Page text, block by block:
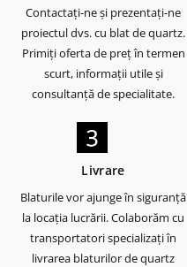
Contactați-ne și prezentați-ne
proiectul dvs. cu blat de quartz.
Primiți oferta de preț în termen
scurt, informații utile și
consultanță de specialitate.
Livrare
Blaturile vor ajunge în siguranță
la locația lucrării. Colaborăm cu
transportatori specializați în
livrarea blaturilor de quartz